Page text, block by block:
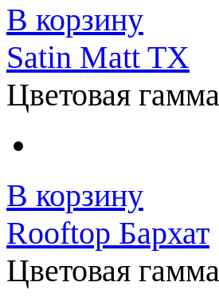
В корзину
Satin Matt TX
Цветовая гамма
В корзину
Rooftop Бархат
Цветовая гамма